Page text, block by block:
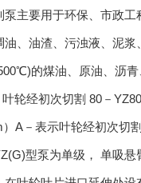
泵主要用于环保、市政
油、油渣、污浊液、泥
的煤油、原油、沥
轮经初次切割 80－
A－表示叶轮经初次切
型泵为单级， 单吸